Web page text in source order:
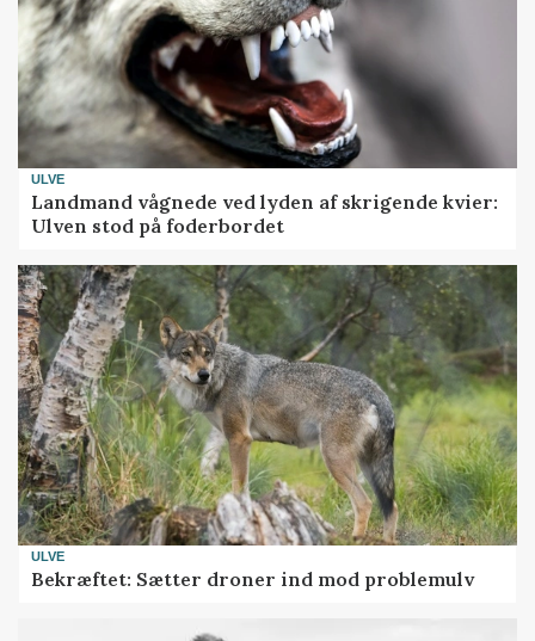
ULVE
Landmand vågnede ved lyden af skrigende kvier:
Ulven stod på foderbordet
ULVE
Bekræftet: Sætter droner ind mod problemulv